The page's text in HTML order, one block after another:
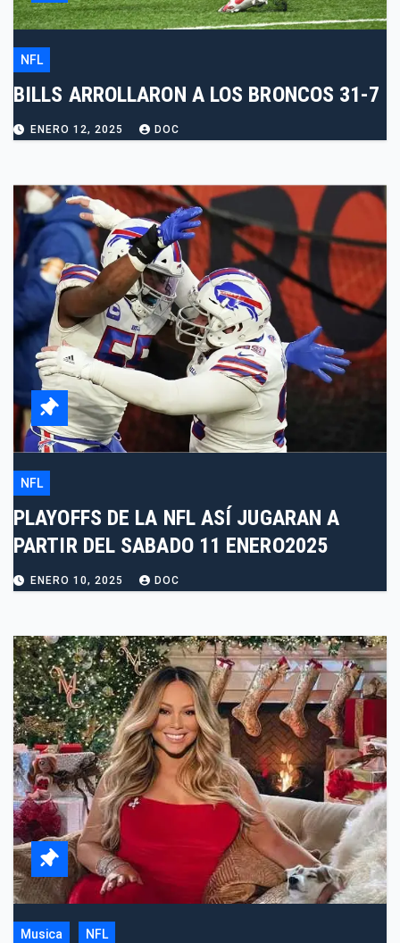
NFL
BILLS ARROLLARON A LOS BRONCOS 31-7
ENERO 12, 2025 DOC
NFL
PLAYOFFS DE LA NFL ASÍ JUGARAN A
PARTIR DEL SABADO 11 ENERO2025
ENERO 10, 2025 DOC
Musica NFL